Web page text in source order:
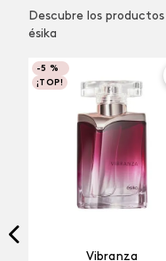
Descubre los
ésika
-5 %
¡TOP!
Vibranza